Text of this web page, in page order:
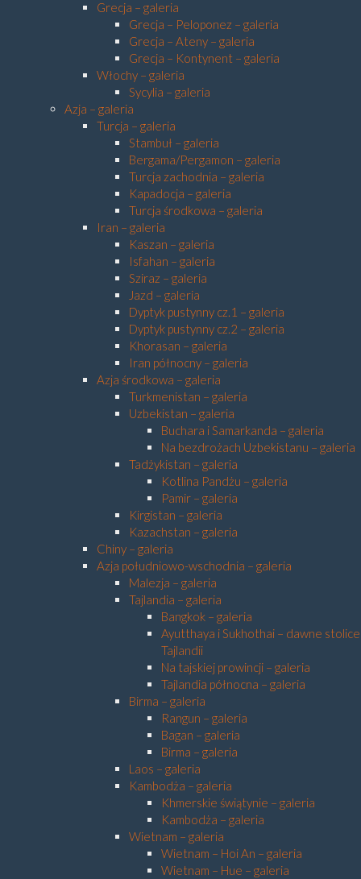
Grecja – galeria
Grecja – Peloponez – galeria
Grecja – Ateny – galeria
Grecja – Kontynent – galeria
Włochy – galeria
Sycylia – galeria
Azja – galeria
Turcja – galeria
Stambuł – galeria
Bergama/Pergamon – galeria
Turcja zachodnia – galeria
Kapadocja – galeria
Turcja środkowa – galeria
Iran – galeria
Kaszan – galeria
Isfahan – galeria
Sziraz – galeria
Jazd – galeria
Dyptyk pustynny cz.1 – galeria
Dyptyk pustynny cz.2 – galeria
Khorasan – galeria
Iran północny – galeria
Azja środkowa – galeria
Turkmenistan – galeria
Uzbekistan – galeria
Buchara i Samarkanda – galeria
Na bezdrożach Uzbekistanu – galeria
Tadżykistan – galeria
Kotlina Pandżu – galeria
Pamir – galeria
Kirgistan – galeria
Kazachstan – galeria
Chiny – galeria
Azja południowo-wschodnia – galeria
Malezja – galeria
Tajlandia – galeria
Bangkok – galeria
Ayutthaya i Sukhothai – dawne stolice
Tajlandii
Na tajskiej prowincji – galeria
Tajlandia północna – galeria
Birma – galeria
Rangun – galeria
Bagan – galeria
Birma – galeria
Laos – galeria
Kambodża – galeria
Khmerskie świątynie – galeria
Kambodża – galeria
Wietnam – galeria
Wietnam – Hoi An – galeria
Wietnam – Hue – galeria